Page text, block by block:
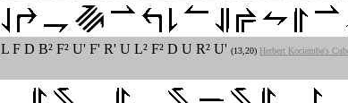
L F D B² F² U' F' R' U L² F² D U R² U' (13,20) Herbert Kociemba's